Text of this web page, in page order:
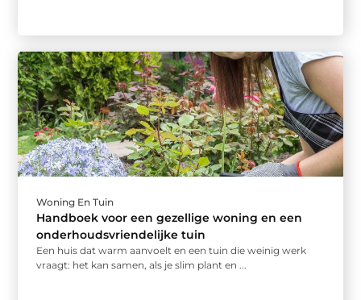
Woning En Tuin
Handboek voor een gezellige woning en een
onderhoudsvriendelijke tuin
Een huis dat warm aanvoelt en een tuin die weinig werk
vraagt: het kan samen, als je slim plant en ...